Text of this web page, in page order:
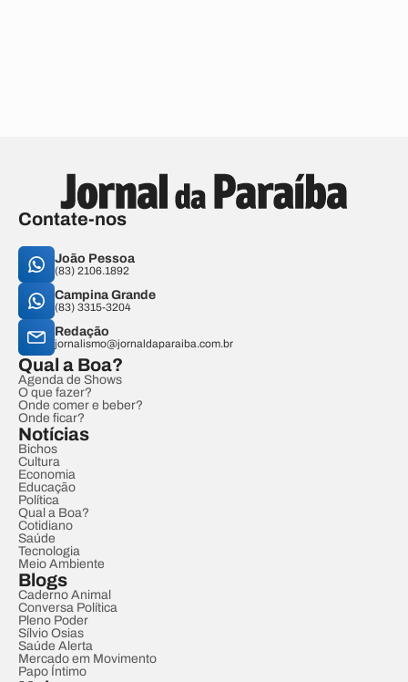
Contate-nos
João Pessoa
(83) 2106.1892
Campina Grande
(83) 3315-3204
Redação
jornalismo@jornaldaparaiba.com.br
Qual a Boa?
Agenda de Shows
O que fazer?
Onde comer e beber?
Onde ficar?
Notícias
Bichos
Cultura
Economia
Educação
Política
Qual a Boa?
Cotidiano
Saúde
Tecnologia
Meio Ambiente
Blogs
Caderno Animal
Conversa Política
Pleno Poder
Sílvio Osias
Saúde Alerta
Mercado em Movimento
Papo Íntimo